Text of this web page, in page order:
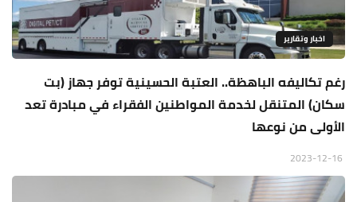
اخبار وتقارير
رغم تكاليفه الباهظة.. العتبة الحسينية توفر جهاز (بت
سكان) المتنقل لخدمة المواطنين الفقراء في مبادرة تعد
الأولى من نوعها